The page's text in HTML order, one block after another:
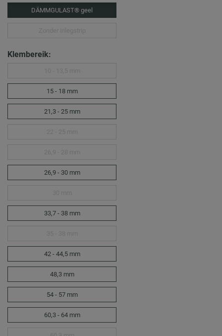
DÄMMGULAST® geel
Klembereik:
15 - 18 mm
21,3 - 25 mm
26,9 - 30 mm
33,7 - 38 mm
42 - 44,5 mm
48,3 mm
54 - 57 mm
60,3 - 64 mm